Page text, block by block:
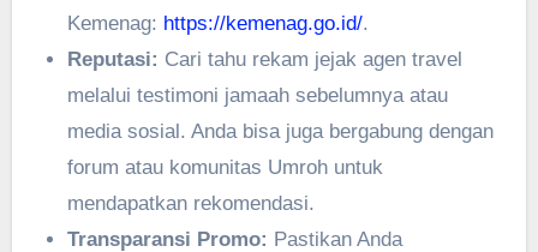
Kemenag: https://kemenag.go.id/.
Reputasi: Cari tahu rekam jejak agen travel
melalui testimoni jamaah sebelumnya atau
media sosial. Anda bisa juga bergabung dengan
forum atau komunitas Umroh untuk
mendapatkan rekomendasi.
Transparansi Promo: Pastikan Anda